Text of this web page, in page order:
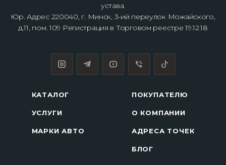
устава.
Юр. Адрес 220040, г. Минск, 3-ий переулок Можайского,
д.11, пом. 109 Регистрация в Торговом реестре 19.12.18
КАТАЛОГ
УСЛУГИ
МАРКИ АВТО
ПОКУПАТЕЛЮ
О КОМПАНИИ
АДРЕСА ТОЧЕК
БЛОГ